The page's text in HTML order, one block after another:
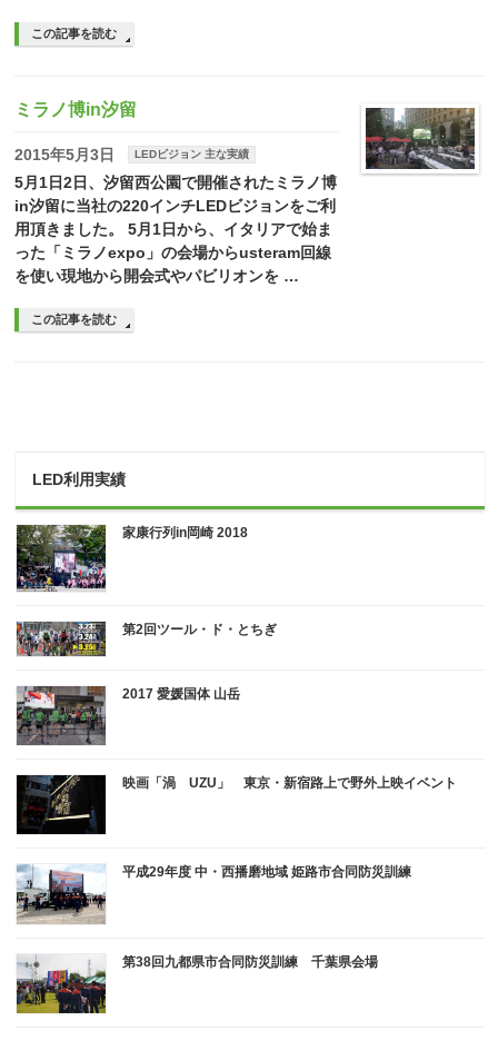
この記事を読む
ミラノ博in汐留
2015年5月3日 LEDビジョン 主な実績
5月1日2日、汐留西公園で開催されたミラノ博
in汐留に当社の220インチLEDビジョンをご利
用頂きました。 5月1日から、イタリアで始ま
った「ミラノexpo」の会場からusteram回線
を使い現地から開会式やパビリオンを …
この記事を読む
LED利用実績
家康行列in岡崎 2018
第2回ツール・ド・とちぎ
2017 愛媛国体 山岳
映画「渦 UZU」 東京・新宿路上で野外上映イベント
平成29年度 中・西播磨地域 姫路市合同防災訓練
第38回九都県市合同防災訓練 千葉県会場